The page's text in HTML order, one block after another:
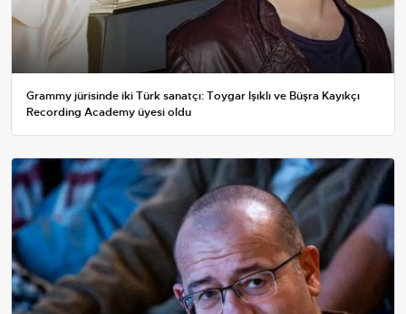
Grammy jürisinde iki Türk sanatçı: Toygar Işıklı ve Büşra Kayıkçı
Recording Academy üyesi oldu